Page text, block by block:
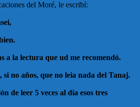
del Moré, le escribí:
a la lectura que ud me recomendó.
si no años, que no leia nada del Tanaj.
de leer 5 veces al dia esos tres